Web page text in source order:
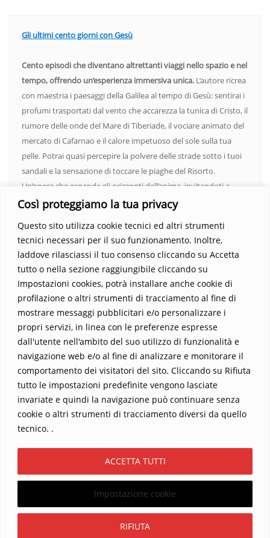
Così proteggiamo la tua privacy
Questo sito utilizza cookie tecnici ed altri strumenti
tecnici necessari per il suo funzionamento. Inoltre,
laddove rilasciassi il tuo consenso cliccando su Accetta
tutto o nella sezione raggiungibile cliccando su
Impostazioni cookies, potrà installare anche cookie di
profilazione o altri strumenti di tracciamento al fine di
mostrare messaggi pubblicitari e/o personalizzare i
propri servizi, in linea con le preferenze espresse
dall'utente nell'ambito del suo utilizzo di funzionalità e
navigazione web e/o al fine di analizzare e monitorare il
comportamento dei visitatori del sito. Cliccando su Rifiuta
tutto le impostazioni predefinite vengono lasciate
invariate e quindi la navigazione può continuare senza
cookie o altri strumenti di tracciamento diversi da quello
tecnico. .
Impostazione cookie
RIFIUTA
ACCETTA TUTTI
Gli ultimi cento giorni con Gesù
Cento episodi che diventano altrettanti viaggi nello spazio e nel
tempo, offrendo un’esperienza immersiva unica. L’autore ricrea
con maestria i paesaggi della Galilea al tempo di Gesù: sentirai i
profumi trasportati dal vento che accarezza la tunica di Cristo, il
rumore delle onde del Mare di Tiberiade, il vociare animato del
mercato di Cafarnao e il calore impetuoso del sole sulla tua
pelle. Potrai quasi percepire la polvere delle strade sotto i tuoi
sandali e la sensazione di toccare le piaghe del Risorto.
Un’opera che espande gli orizzonti dell’anima, invitandoti a
vedere oltre i confini del conosciuto. Scopri un mondo in cui
indimenticabile.Non perdere l’occasione di immergerti in
questo viaggio straordinario. Acquista il libro e lascia che la
Parola trasformi la tua vita
Home Contatti
Sostieni La Buona Parola – dona 5 €, 10 €, 25 €… il tuo contributo
I viaggi dell’anima
Catechesi
Informativa Privacy
Copyright ©2026 La buona Parola . All rights reserved.
Powered byWordPress &Designed byBizberg Themes